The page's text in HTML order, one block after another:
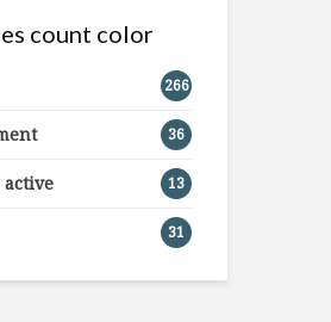
count color
266
36
active 13
31